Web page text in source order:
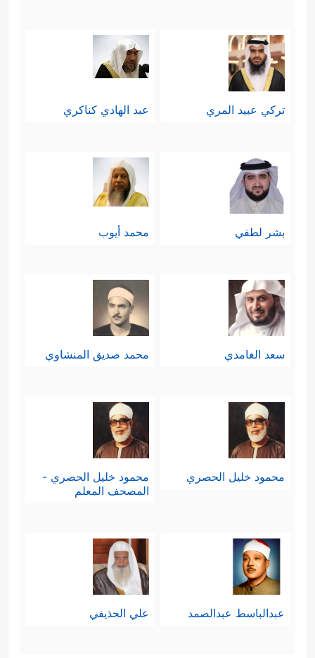
تركي عبيد المري عبد الهادي كناكري
بشر لطفي محمد أيوب
سعد الغامدي محمد صديق المنشاوي
محمود خليل الحصري
محمود خليل الحصري -
المصحف المعلم
عبدالباسط عبدالصمد علي الحذيفي